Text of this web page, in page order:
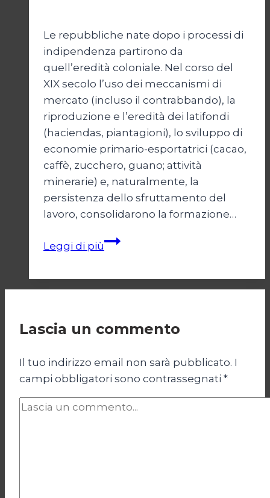
Le repubbliche nate dopo i processi di
indipendenza partirono da
quell’eredità coloniale. Nel corso del
XIX secolo l’uso dei meccanismi di
mercato (incluso il contrabbando), la
riproduzione e l’eredità dei latifondi
(haciendas, piantagioni), lo sviluppo di
economie primario-esportatrici (cacao,
caffè, zucchero, guano; attività
minerarie) e, naturalmente, la
persistenza dello sfruttamento del
lavoro, consolidarono la formazione…
Leggi di piùRicchi
latinoamericani
Lascia un commento
Il tuo indirizzo email non sarà pubblicato. I
campi obbligatori sono contrassegnati *